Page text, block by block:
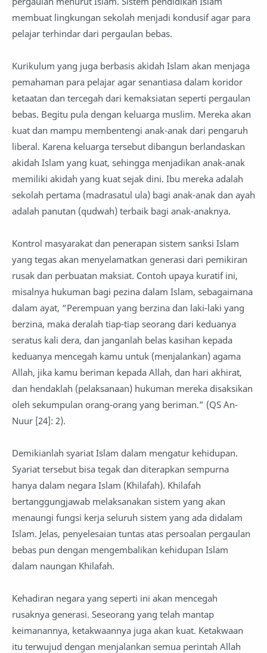
membuat lingkungan sekolah menjadi kondusif agar para
pelajar terhindar dari pergaulan bebas.
Kurikulum yang juga berbasis akidah Islam akan menjaga
pemahaman para pelajar agar senantiasa dalam koridor
ketaatan dan tercegah dari kemaksiatan seperti pergaulan
bebas. Begitu pula dengan keluarga muslim. Mereka akan
kuat dan mampu membentengi anak-anak dari pengaruh
liberal. Karena keluarga tersebut dibangun berlandaskan
akidah Islam yang kuat, sehingga menjadikan anak-anak
memiliki akidah yang kuat sejak dini. Ibu mereka adalah
sekolah pertama (madrasatul ula) bagi anak-anak dan ayah
adalah panutan (qudwah) terbaik bagi anak-anaknya.
Kontrol masyarakat dan penerapan sistem sanksi Islam
yang tegas akan menyelamatkan generasi dari pemikiran
rusak dan perbuatan maksiat. Contoh upaya kuratif ini,
misalnya hukuman bagi pezina dalam Islam, sebagaimana
dalam ayat, “Perempuan yang berzina dan laki-laki yang
berzina, maka deralah tiap-tiap seorang dari keduanya
seratus kali dera, dan janganlah belas kasihan kepada
keduanya mencegah kamu untuk (menjalankan) agama
Allah, jika kamu beriman kepada Allah, dan hari akhirat,
dan hendaklah (pelaksanaan) hukuman mereka disaksikan
oleh sekumpulan orang-orang yang beriman.” (QS An-
Nuur [24]: 2).
Demikianlah syariat Islam dalam mengatur kehidupan.
Syariat tersebut bisa tegak dan diterapkan sempurna
hanya dalam negara Islam (Khilafah). Khilafah
bertanggungjawab melaksanakan sistem yang akan
menaungi fungsi kerja seluruh sistem yang ada didalam
Islam. Jelas, penyelesaian tuntas atas persoalan pergaulan
bebas pun dengan mengembalikan kehidupan Islam
dalam naungan Khilafah.
Kehadiran negara yang seperti ini akan mencegah
rusaknya generasi. Seseorang yang telah mantap
keimanannya, ketakwaannya juga akan kuat. Ketakwaan
itu terwujud dengan menjalankan semua perintah Allah